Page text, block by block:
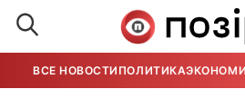
ВСЕ НОВОСТИ ПОЛИТИКА